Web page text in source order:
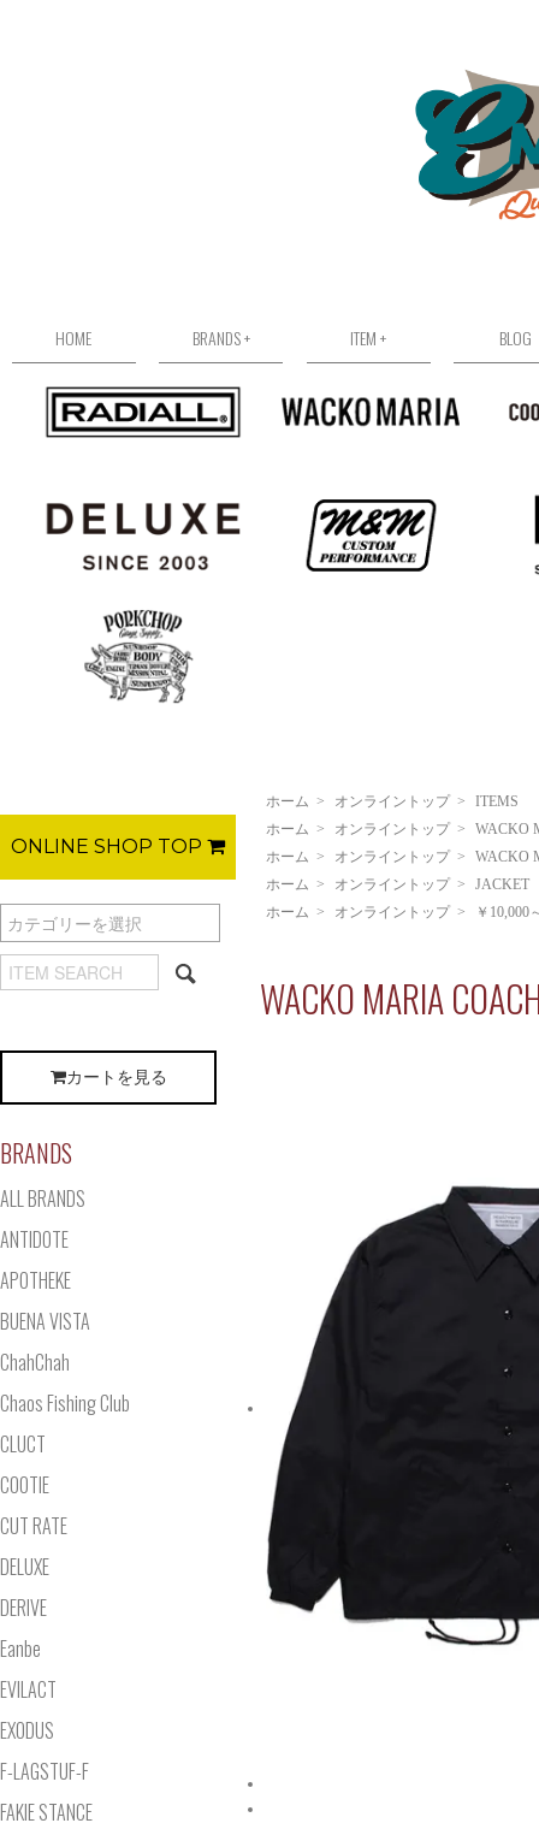
HOME BRANDS + ITEM + BLOG
ホーム > オンライントップ >
ITEMS
ホーム > オンライントップ >
WACKO
ホーム > オンライントップ >
WACKO
ホーム > オンライントップ >
JACKET
ホーム > オンライントップ > ￥10,000
WACKO MARIA
ONLINE SHOP TOP
カートを見る
BRANDS
ALL BRANDS
ANTIDOTE
APOTHEKE
BUENA VISTA
ChahChah
Chaos Fishing Club
CLUCT
COOTIE
CUT RATE
DELUXE
DERIVE
Eanbe
EVILACT
EXODUS
F-LAGSTUF-F
FAKIE STANCE